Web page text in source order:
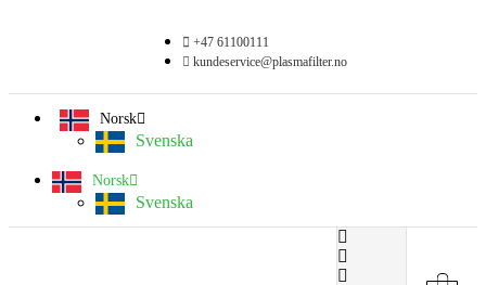
+47 61100111
kundeservice@plasmafilter.no
Norsk
Svenska
Norsk
Svenska